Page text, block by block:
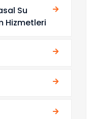
Su
Hizmetleri